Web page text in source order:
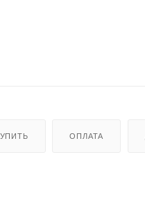
ОПЛАТА